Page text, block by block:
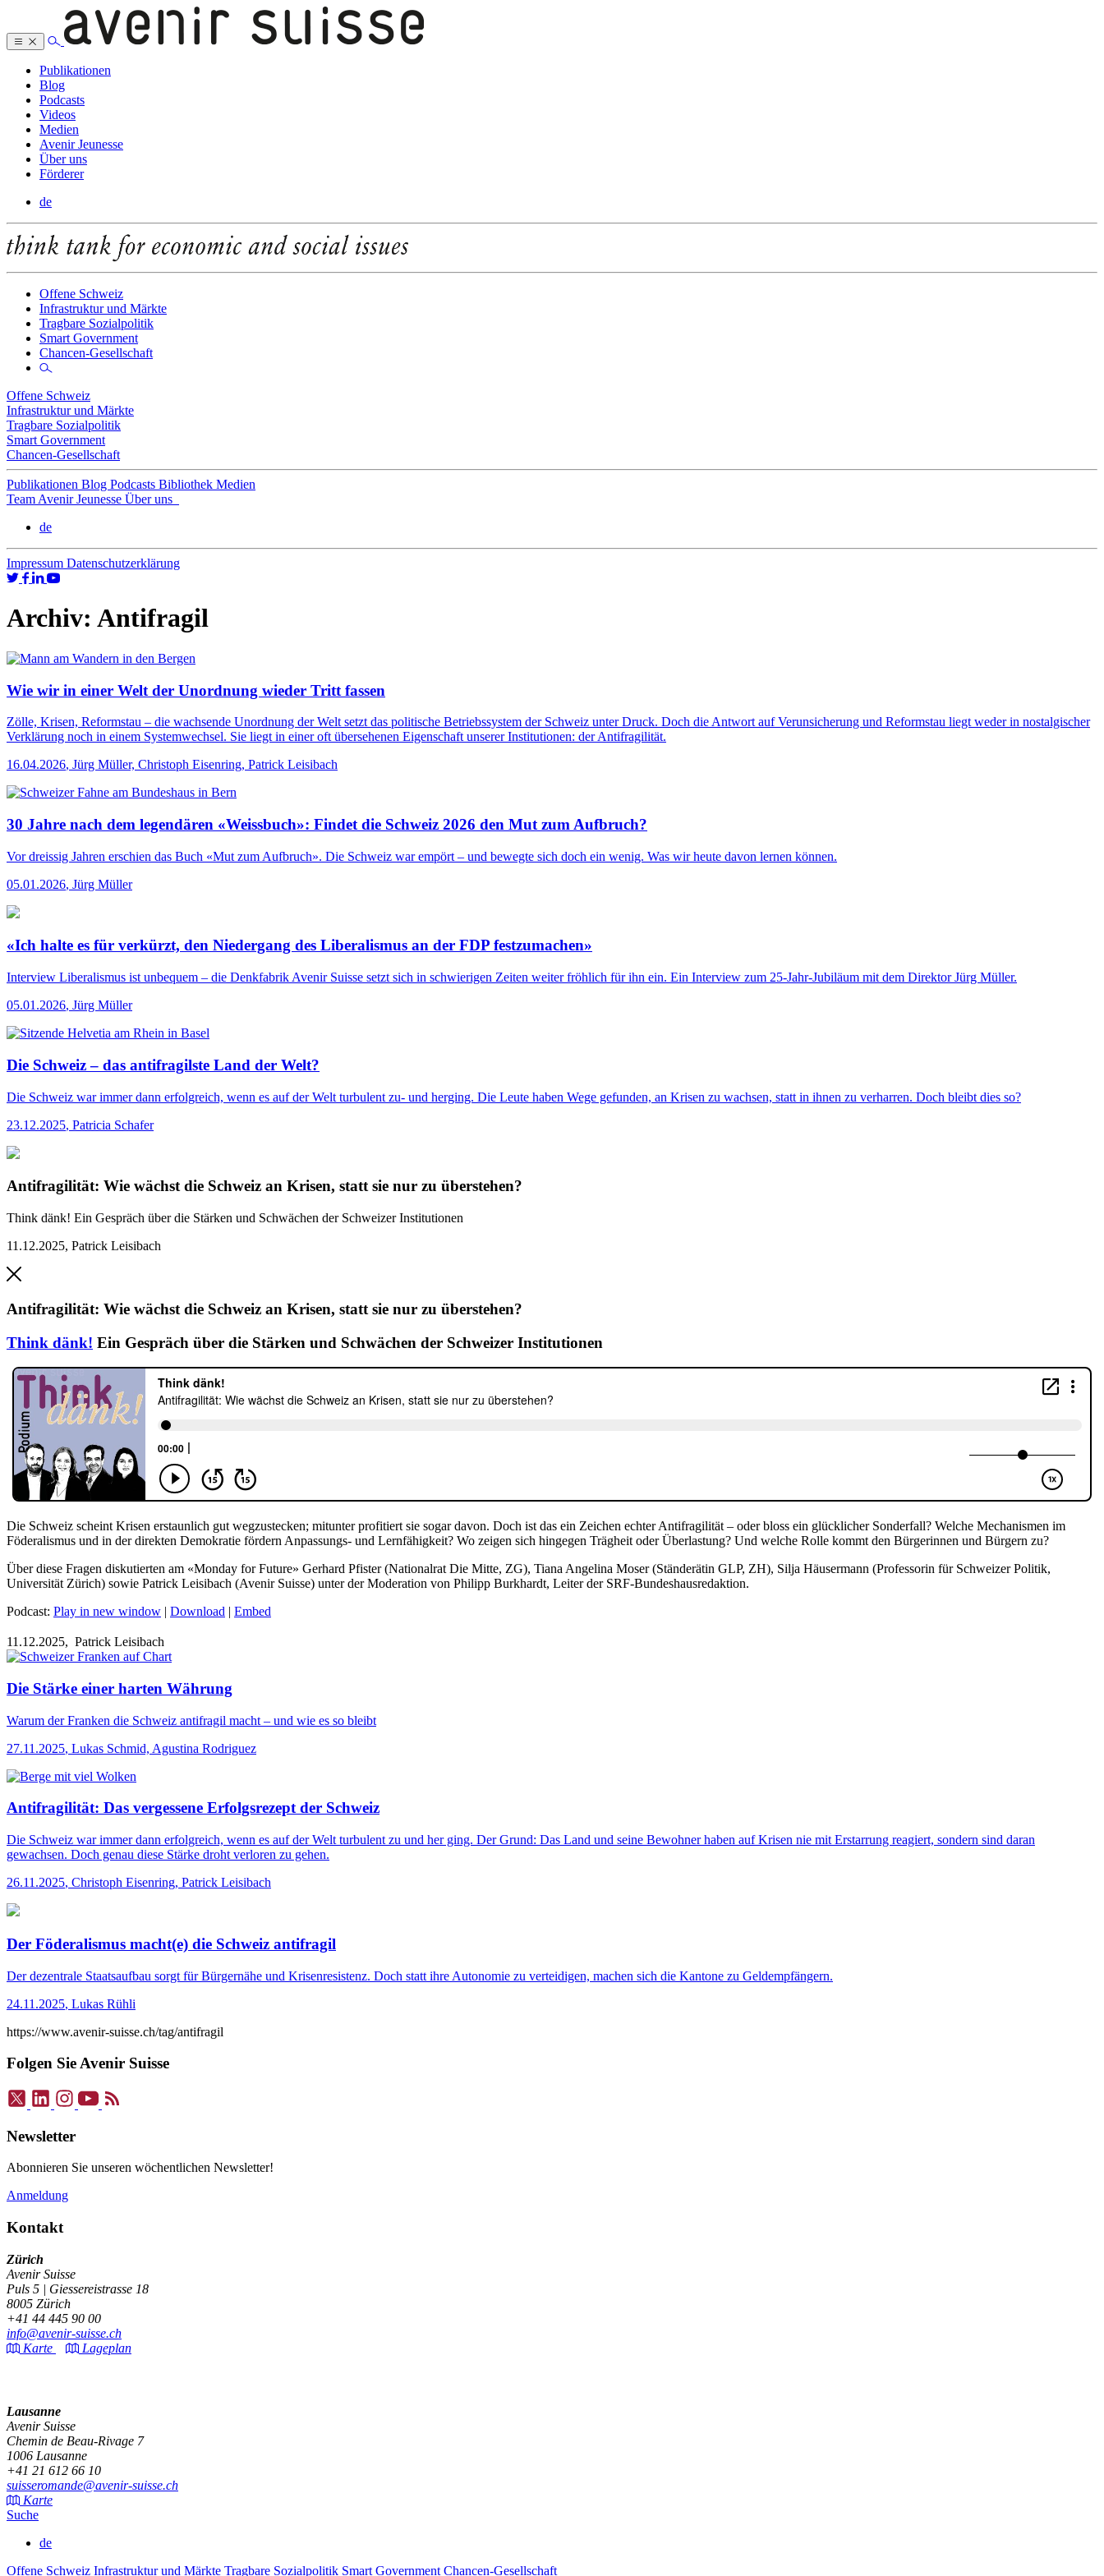
Publikationen
Blog
Podcasts
Videos
Medien
Avenir Jeunesse
Über uns
Förderer
de
Offene Schweiz
Infrastruktur und Märkte
Tragbare Sozialpolitik
Smart Government
Chancen-Gesellschaft
Offene Schweiz
Infrastruktur und Märkte
Tragbare Sozialpolitik
Smart Government
Chancen-Gesellschaft
Publikationen Blog Podcasts Bibliothek Medien
Team Avenir Jeunesse Über uns
de
Impressum Datenschutzerklärung
Archiv: Antifragil
Wie wir in einer Welt der Unordnung wieder Tritt fassen
Zölle, Krisen, Reformstau – die wachsende Unordnung der Welt setzt das politische Betriebssystem der Schweiz unter Druck. Doch die Antwort auf Verunsicherung und Reformstau liegt weder in nostalgischer
Verklärung noch in einem Systemwechsel. Sie liegt in einer oft übersehenen Eigenschaft unserer Institutionen: der Antifragilität.
16.04.2026, Jürg Müller, Christoph Eisenring, Patrick Leisibach
30 Jahre nach dem legendären «Weissbuch»: Findet die Schweiz 2026 den Mut zum Aufbruch?
Vor dreissig Jahren erschien das Buch «Mut zum Aufbruch». Die Schweiz war empört – und bewegte sich doch ein wenig. Was wir heute davon lernen können.
05.01.2026, Jürg Müller
«Ich halte es für verkürzt, den Niedergang des Liberalismus an der FDP festzumachen»
Interview Liberalismus ist unbequem – die Denkfabrik Avenir Suisse setzt sich in schwierigen Zeiten weiter fröhlich für ihn ein. Ein Interview zum 25-Jahr-Jubiläum mit dem Direktor Jürg Müller.
05.01.2026, Jürg Müller
Die Schweiz – das antifragilste Land der Welt?
Die Schweiz war immer dann erfolgreich, wenn es auf der Welt turbulent zu- und herging. Die Leute haben Wege gefunden, an Krisen zu wachsen, statt in ihnen zu verharren. Doch bleibt dies so?
23.12.2025, Patricia Schafer
Antifragilität: Wie wächst die Schweiz an Krisen, statt sie nur zu überstehen?
Think dänk! Ein Gespräch über die Stärken und Schwächen der Schweizer Institutionen
11.12.2025, Patrick Leisibach
Antifragilität: Wie wächst die Schweiz an Krisen, statt sie nur zu überstehen?
Think dänk! Ein Gespräch über die Stärken und Schwächen der Schweizer Institutionen
Die Schweiz scheint Krisen erstaunlich gut wegzustecken; mitunter profitiert sie sogar davon. Doch ist das ein Zeichen echter Antifragilität – oder bloss ein glücklicher Sonderfall? Welche Mechanismen im
Föderalismus und in der direkten Demokratie fördern Anpassungs- und Lernfähigkeit? Wo zeigen sich hingegen Trägheit oder Überlastung? Und welche Rolle kommt den Bürgerinnen und Bürgern zu?
Über diese Fragen diskutierten am «Monday for Future» Gerhard Pfister (Nationalrat Die Mitte, ZG), Tiana Angelina Moser (Ständerätin GLP, ZH), Silja Häusermann (Professorin für Schweizer Politik,
Universität Zürich) sowie Patrick Leisibach (Avenir Suisse) unter der Moderation von Philipp Burkhardt, Leiter der SRF-Bundeshausredaktion.
Podcast: Play in new window | Download | Embed
11.12.2025, Patrick Leisibach
Die Stärke einer harten Währung
Warum der Franken die Schweiz antifragil macht – und wie es so bleibt
27.11.2025, Lukas Schmid, Agustina Rodriguez
Antifragilität: Das vergessene Erfolgsrezept der Schweiz
Die Schweiz war immer dann erfolgreich, wenn es auf der Welt turbulent zu und her ging. Der Grund: Das Land und seine Bewohner haben auf Krisen nie mit Erstarrung reagiert, sondern sind daran
gewachsen. Doch genau diese Stärke droht verloren zu gehen.
26.11.2025, Christoph Eisenring, Patrick Leisibach
Der Föderalismus macht(e) die Schweiz antifragil
Der dezentrale Staatsaufbau sorgt für Bürgernähe und Krisenresistenz. Doch statt ihre Autonomie zu verteidigen, machen sich die Kantone zu Geldempfängern.
24.11.2025, Lukas Rühli
https://www.avenir-suisse.ch/tag/antifragil
Folgen Sie Avenir Suisse
Newsletter
Abonnieren Sie unseren wöchentlichen Newsletter!
Anmeldung
Kontakt
Zürich
Avenir Suisse
Puls 5 | Giessereistrasse 18
8005 Zürich
+41 44 445 90 00
info@avenir-suisse.ch
Karte
Lageplan
Lausanne
Avenir Suisse
Chemin de Beau-Rivage 7
1006 Lausanne
+41 21 612 66 10
suisseromande@avenir-suisse.ch
Karte
Suche
de
Offene Schweiz Infrastruktur und Märkte Tragbare Sozialpolitik Smart Government Chancen-Gesellschaft